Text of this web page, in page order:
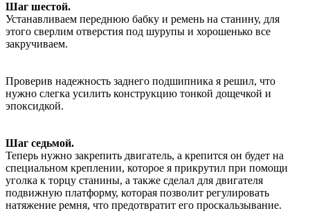
Шаг шестой.
Устанавливаем переднюю бабку и ремень на станину, для
этого сверлим отверстия под шурупы и хорошенько все
закручиваем.
Проверив надежность заднего подшипника я решил, что
нужно слегка усилить конструкцию тонкой дощечкой и
эпоксидкой.
Шаг седьмой.
Теперь нужно закрепить двигатель, а крепится он будет на
специальном креплении, которое я прикрутил при помощи
уголка к торцу станины, а также сделал для двигателя
подвижную платформу, которая позволит регулировать
натяжение ремня, что предотвратит его проскальзывание.